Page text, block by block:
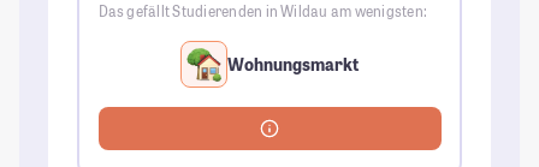
Das gefällt Studierenden in Wildau am wenigsten:
Wohnungsmarkt